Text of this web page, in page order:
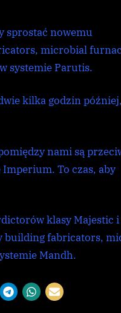
sprostać nowemu
microbial
systemie Parutis.
kilka godzin
nami są
To czas, aby
klasy Majestic
building fabricators,
Mandh.